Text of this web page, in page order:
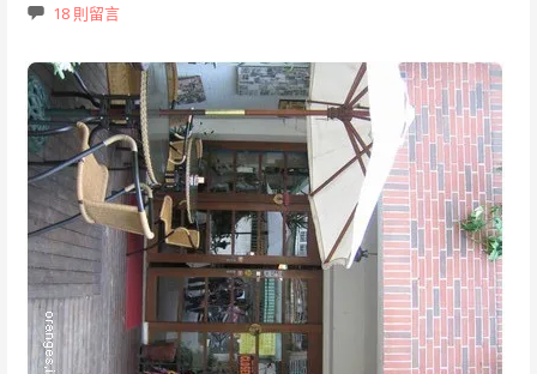
18 則留言